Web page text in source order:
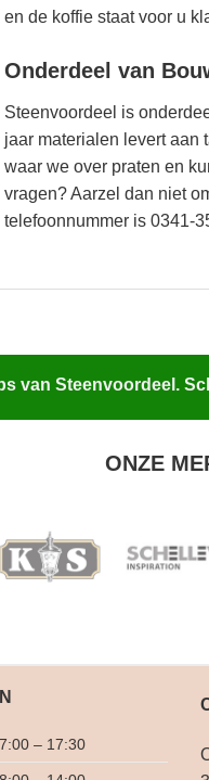
en de koffie staat voor u
Onderdeel van
Steenvoordeel is
jaar materialen levert aan
waar we over praten en
vragen? Aarzel dan niet
telefoonnummer is 0341-
van Steenvoordeel.
ONZE
– 17:30